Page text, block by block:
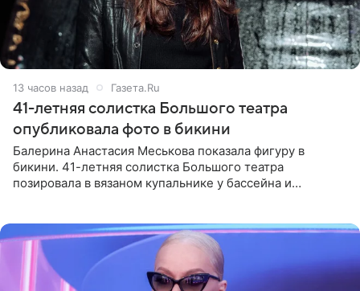
13 часов назад Газета.Ru
41-летняя солистка Большого театра
опубликовала фото в бикини
Балерина Анастасия Меськова показала фигуру в
бикини. 41-летняя солистка Большого театра
позировала в вязаном купальнике у бассейна и